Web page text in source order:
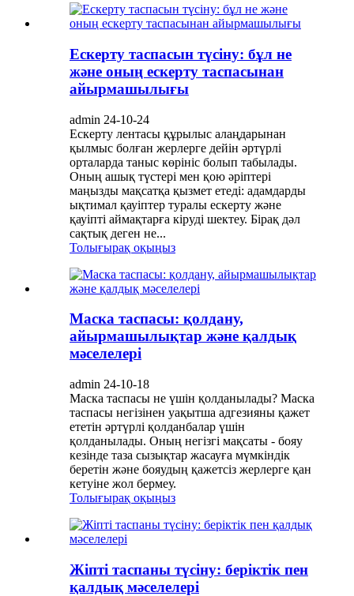
Ескерту таспасын түсіну: бұл не
және оның ескерту таспасынан
айырмашылығы
admin 24-10-24
Ескерту лентасы құрылыс алаңдарынан
қылмыс болған жерлерге дейін әртүрлі
орталарда таныс көрініс болып табылады.
Оның ашық түстері мен қою әріптері
маңызды мақсатқа қызмет етеді: адамдарды
ықтимал қауіптер туралы ескерту және
қауіпті аймақтарға кіруді шектеу. Бірақ дәл
сақтық деген не...
Толығырақ оқыңыз
Маска таспасы: қолдану,
айырмашылықтар және қалдық
мәселелері
admin 24-10-18
Маска таспасы не үшін қолданылады? Маска
таспасы негізінен уақытша адгезияны қажет
ететін әртүрлі қолданбалар үшін
қолданылады. Оның негізгі мақсаты - бояу
кезінде таза сызықтар жасауға мүмкіндік
беретін және бояудың қажетсіз жерлерге қан
кетуіне жол бермеу.
Толығырақ оқыңыз
Жіпті таспаны түсіну: беріктік пен
қалдық мәселелері